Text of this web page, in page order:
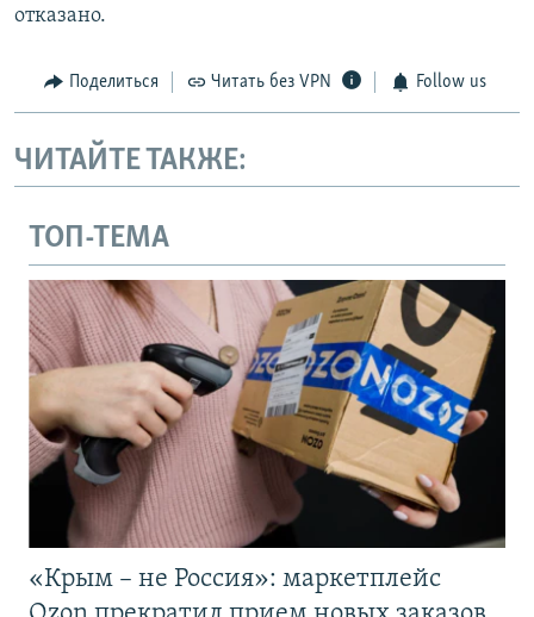
отказано.
Поделиться Читать без VPN Follow us
ЧИТАЙТЕ ТАКЖЕ:
ТОП-ТЕМА
«Крым – не Россия»: маркетплейс